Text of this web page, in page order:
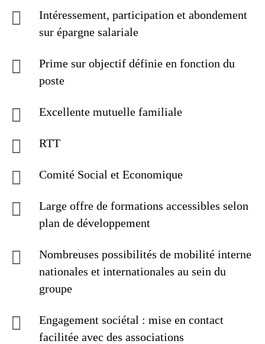
Intéressement, participation et abondement
sur épargne salariale
Prime sur objectif définie en fonction du
poste
Excellente mutuelle familiale
RTT
Comité Social et Economique
Large offre de formations accessibles selon
plan de développement
Nombreuses possibilités de mobilité interne
nationales et internationales au sein du
groupe
Engagement sociétal : mise en contact
facilitée avec des associations